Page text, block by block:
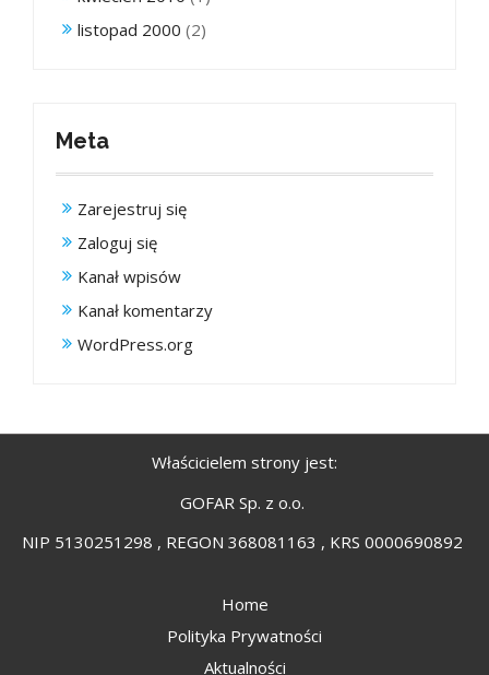
listopad 2000 (2)
Meta
Zarejestruj się
Zaloguj się
Kanał wpisów
Kanał komentarzy
WordPress.org
Właścicielem strony jest:
GOFAR Sp. z o.o.
NIP 5130251298 , REGON 368081163 , KRS 0000690892
Home
Polityka Prywatności
Aktualności